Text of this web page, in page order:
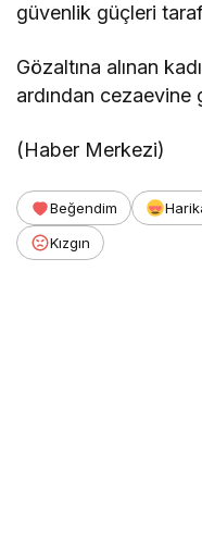
güvenlik güçleri
Gözaltına alınan
ardından cezaevine
(Haber Merkezi)
Beğendim
Kızgın